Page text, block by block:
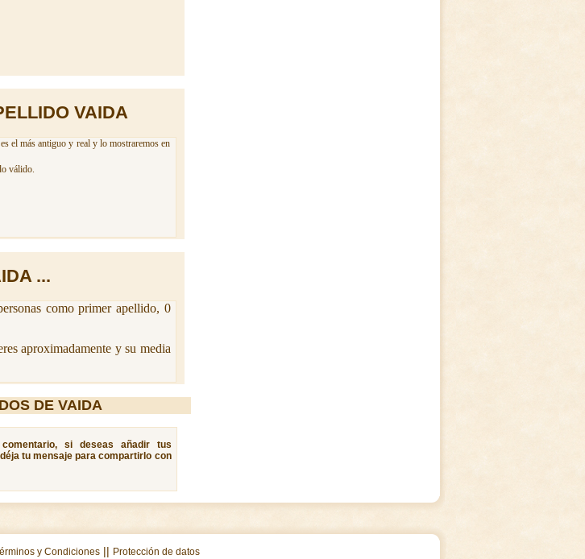
VAIDA
el más antiguo y real y lo mostraremos en
válido.
...
como primer apellido, 0
aproximadamente y su media
DE VAIDA
si deseas añadir tus
tu mensaje para compartirlo con
y Condiciones|| Protección de datos